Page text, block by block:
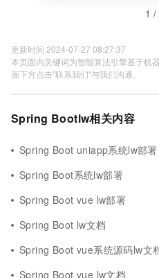
1 /
更新时间 2024-07-27 08:27:37
本页面内关键词为智能算法引擎基于机
面下方点击"联系我们"与我们沟通。
Spring Bootlw相关内容
Spring Boot uniapp系统lw部署
Spring Boot系统lw部署
Spring Boot vue lw部署
Spring Boot lw文档
Spring Boot vue系统源码lw文
Spring Boot vue lw文档